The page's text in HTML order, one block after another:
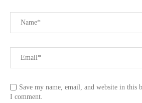
Save my name, email, and website in this
I comment.